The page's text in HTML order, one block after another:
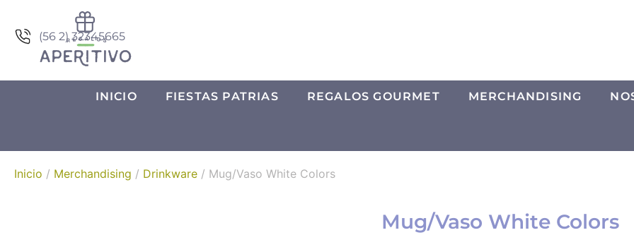
(56 2) 32345665
INICIO FIESTAS PATRIAS REGALOS GOURMET MERCHANDISING
Inicio / Merchandising / Drinkware / Mug/Vaso White Colors
Mug/Vaso White Colors